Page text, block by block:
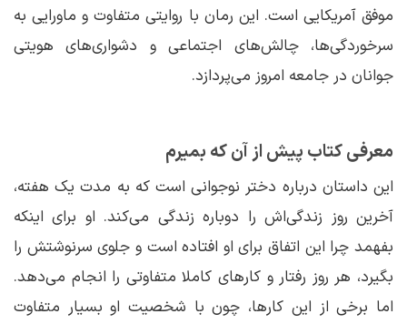
موفق آمریکایی است. این رمان با روایتی متفاوت و ماورایی به
سرخوردگی‌ها، چالش‌های اجتماعی و دشواری‌های هویتی
جوانان در جامعه امروز می‌پردازد.
معرفی کتاب پیش از آن که بمیرم
این داستان درباره دختر نوجوانی است که به مدت یک هفته،
آخرین روز زندگی‌اش را دوباره زندگی می‌کند. او برای اینکه
بفهمد چرا این اتفاق برای او افتاده است و جلوی سرنوشتش را
بگیرد، هر روز رفتار و کارهای کاملا متفاوتی را انجام می‌دهد.
اما برخی از این کارها، چون با شخصیت او بسیار متفاوت